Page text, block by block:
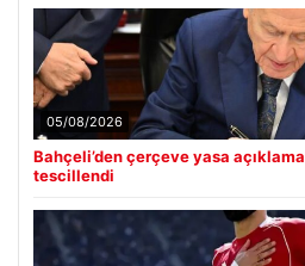
05/08/2026
Bahçeli’den çerçeve yasa
tescillendi